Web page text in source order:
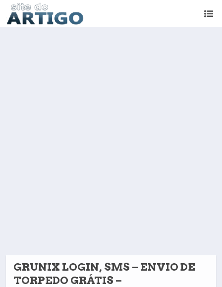
GRUNIX LOGIN, SMS – ENVIO DE
TORPEDO GRÁTIS –